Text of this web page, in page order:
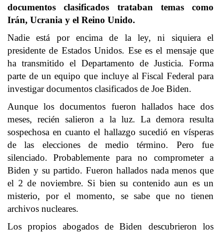
documentos clasificados trataban temas como
Irán, Ucrania y el Reino Unido.
Nadie está por encima de la ley, ni siquiera el
presidente de Estados Unidos. Ese es el mensaje que
ha transmitido el Departamento de Justicia. Forma
parte de un equipo que incluye al Fiscal Federal para
investigar documentos clasificados de Joe Biden.
Aunque los documentos fueron hallados hace dos
meses, recién salieron a la luz. La demora resulta
sospechosa en cuanto el hallazgo sucedió en vísperas
de las elecciones de medio término. Pero fue
silenciado. Probablemente para no comprometer a
Biden y su partido. Fueron hallados nada menos que
el 2 de noviembre. Si bien su contenido aun es un
misterio, por el momento, se sabe que no tienen
archivos nucleares.
Los propios abogados de Biden descubrieron los